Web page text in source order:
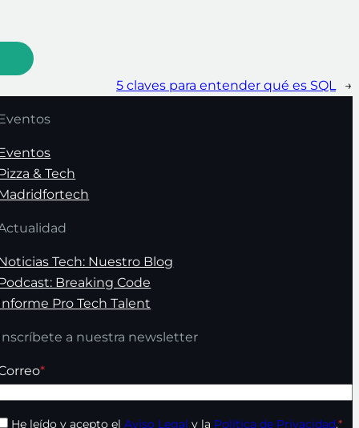
5 claves para entender qué es SQL →
& Tech
Tech: Nuestro Blog
Breaking Code
Pro Tech Talent
a nuestra newsletter
*
He leído y acepto elAviso Legal y la Política de Privacidad.*